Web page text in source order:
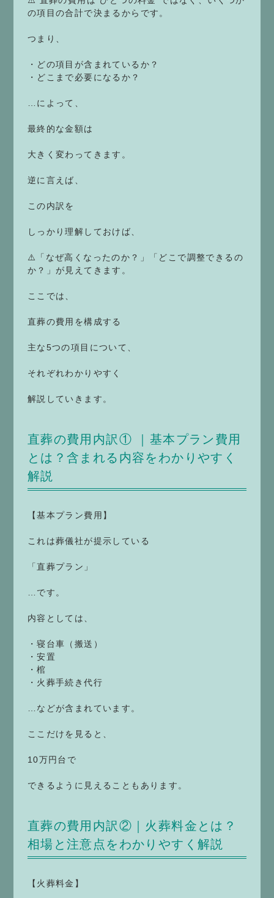
の項目の合計で決まるからです。
つまり、
・どの項目が含まれているか？
・どこまで必要になるか？
…によって、
最終的な金額は
大きく変わってきます。
逆に言えば、
この内訳を
しっかり理解しておけば、
⚠️「なぜ高くなったのか？」「どこで調整できるの
か？」が見えてきます。
ここでは、
直葬の費用を構成する
主な5つの項目について、
それぞれわかりやすく
解説していきます。
直葬の費用内訳① ｜基本プラン費用
とは？含まれる内容をわかりやすく
解説
【基本プラン費用】
これは葬儀社が提示している
「直葬プラン」
…です。
内容としては、
・寝台車（搬送）
・安置
・棺
・火葬手続き代行
…などが含まれています。
ここだけを見ると、
10万円台で
できるように見えることもあります。
直葬の費用内訳②｜火葬料金とは？
相場と注意点をわかりやすく解説
【火葬料金】